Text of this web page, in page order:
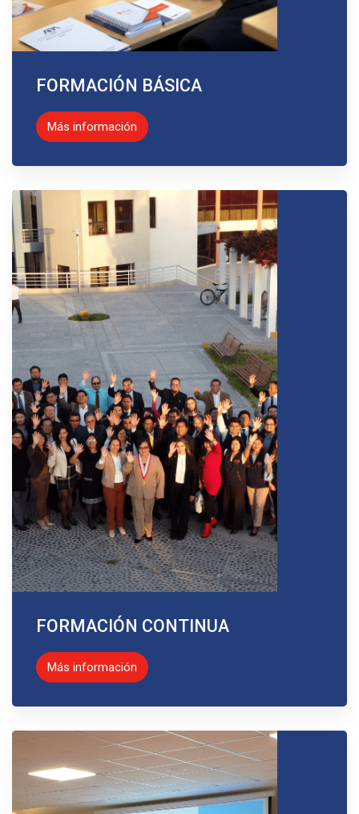
FORMACIÓN BÁSICA
Más información
FORMACIÓN CONTINUA
Más información